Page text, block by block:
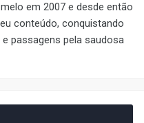
em 2007 e desde então
conteúdo, conquistando
passagens pela saudosa